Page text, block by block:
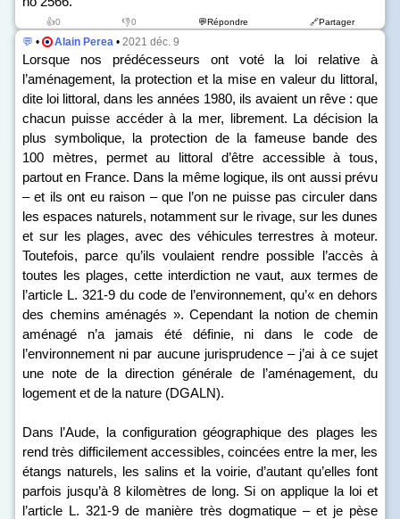
👍0 👎0 💬Répondre 🔗Partager
💬 • Alain Perea • 2021 déc. 9
Lorsque nos prédécesseurs ont voté la loi relative à
l’aménagement, la protection et la mise en valeur du littoral,
dite loi littoral, dans les années 1980, ils avaient un rêve : que
chacun puisse accéder à la mer, librement. La décision la
plus symbolique, la protection de la fameuse bande des
100 mètres, permet au littoral d’être accessible à tous,
partout en France. Dans la même logique, ils ont aussi prévu
– et ils ont eu raison – que l’on ne puisse pas circuler dans
les espaces naturels, notamment sur le rivage, sur les dunes
et sur les plages, avec des véhicules terrestres à moteur.
Toutefois, parce qu’ils voulaient rendre possible l’accès à
toutes les plages, cette interdiction ne vaut, aux termes de
l’article L. 321-9 du code de l’environnement, qu’« en dehors
des chemins aménagés ». Cependant la notion de chemin
aménagé n’a jamais été définie, ni dans le code de
l’environnement ni par aucune jurisprudence – j’ai à ce sujet
une note de la direction générale de l’aménagement, du
logement et de la nature (DGALN).
Dans l’Aude, la configuration géographique des plages les
rend très difficilement accessibles, coincées entre la mer, les
étangs naturels, les salins et la voirie, d’autant qu’elles font
parfois jusqu’à 8 kilomètres de long. Si on applique la loi et
l’article L. 321-9 de manière très dogmatique – et je pèse